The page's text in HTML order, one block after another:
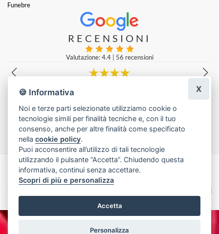
Funebre
RECENSIONI
Valutazione: 4.4| 56 recensioni
Un po’ cari.
una settimana fa
Lascia una recensione
Made with byInfoser.it- Realizzazione Siti ecommerce per Fioristi
2026
Termini e Condizioni
🍪 Informativa
Noi e terze parti selezionate utilizziamo cookie o
tecnologie simili per finalità tecniche e, con il tuo
consenso, anche per altre finalità come specificato
nellacookie policy.
Puoi acconsentire all’utilizzo di tali tecnologie
utilizzando il pulsante “Accetta”. Chiudendo questa
informativa, continui senza accettare.
Scopri di più e personalizza
Accetta
Personalizza
X